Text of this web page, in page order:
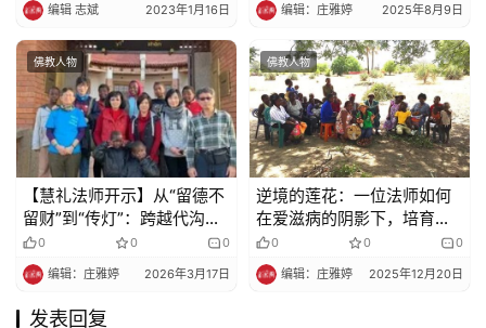
编辑 志斌 2023年1月16日 编辑：庄雅婷 2025年8月9日
佛教人物
【慧礼法师开示】从“留德不
留财”到“传灯”：跨越代沟的
生命馈赠
0 0 0
编辑：庄雅婷 2026年3月17日
佛教人物
逆境的莲花：一位法师如何
在爱滋病的阴影下，培育八
十朵小花
0 0 0
编辑：庄雅婷 2025年12月20日
发表回复